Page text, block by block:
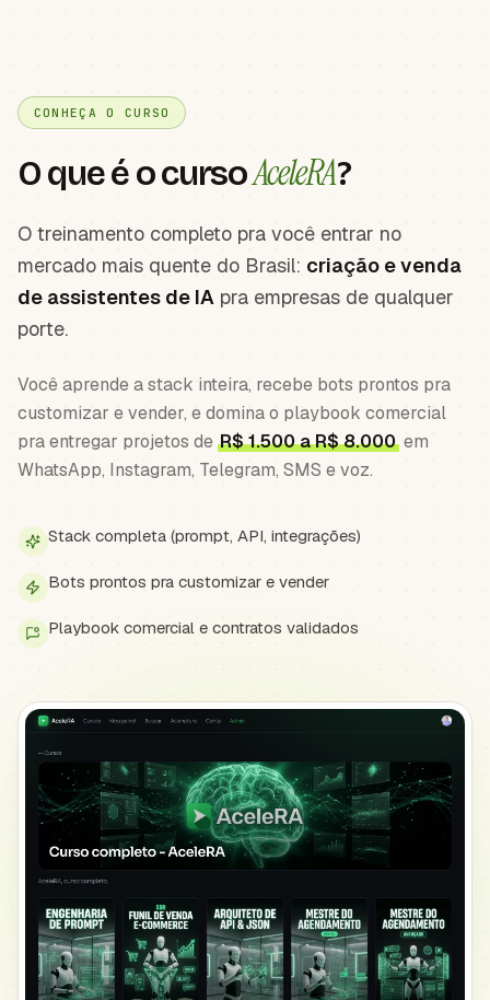
CONHEÇA O CURSO
O que é o cursoAceleRA?
O treinamento completo pra você entrar no
mercado mais quente do Brasil: criação e venda
de assistentes de IA pra empresas de qualquer
porte.
Você aprende a stack inteira, recebe bots prontos pra
customizar e vender, e domina o playbook comercial
pra entregar projetos de R$ 1.500 a R$ 8.000em
WhatsApp, Instagram, Telegram, SMS e voz.
Stack completa (prompt, API, integrações)
Bots prontos pra customizar e vender
Playbook comercial e contratos validados